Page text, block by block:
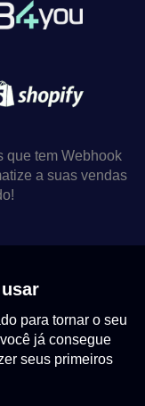
que tem Webhook
a suas vendas
para tornar o seu
já consegue
seus primeiros